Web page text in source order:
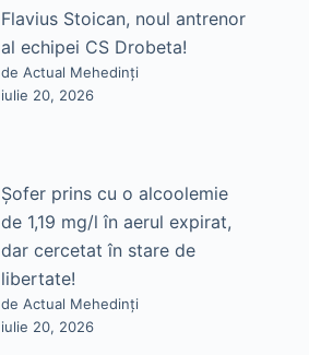
Flavius Stoican, noul antrenor
al echipei CS Drobeta!
de Actual Mehedinți
iulie 20, 2026
Șofer prins cu o alcoolemie
de 1,19 mg/l în aerul expirat,
dar cercetat în stare de
libertate!
de Actual Mehedinți
iulie 20, 2026